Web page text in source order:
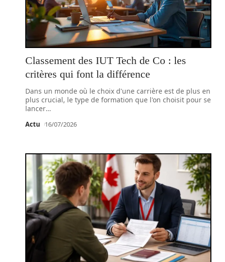
Classement des IUT Tech de Co : les
critères qui font la différence
Dans un monde où le choix d'une carrière est de plus en
plus crucial, le type de formation que l'on choisit pour se
lancer…
Actu 16/07/2026